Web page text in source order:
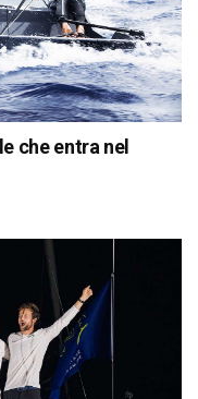
che entra nel